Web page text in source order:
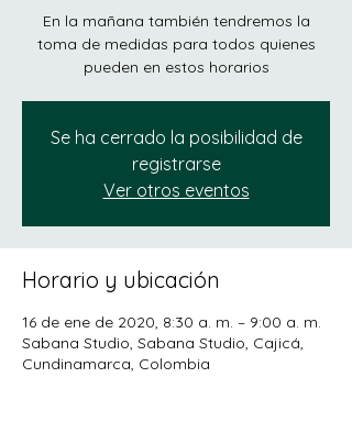
En la mañana también tendremos la
toma de medidas para todos quienes
pueden en estos horarios
Se ha cerrado la posibilidad de
registrarse
Ver otros eventos
Horario y ubicación
16 de ene de 2020, 8:30 a. m. – 9:00 a. m.
Sabana Studio, Sabana Studio, Cajicá,
Cundinamarca, Colombia